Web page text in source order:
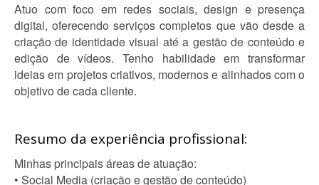
Atuo com foco em redes sociais, design e presença
digital, oferecendo serviços completos que vão desde a
criação de identidade visual até a gestão de conteúdo e
edição de vídeos. Tenho habilidade em transformar
ideias em projetos criativos, modernos e alinhados com o
objetivo de cada cliente.
Resumo da experiência profissional:
Minhas principais áreas de atuação:
• Social Media (criação e gestão de conteúdo)